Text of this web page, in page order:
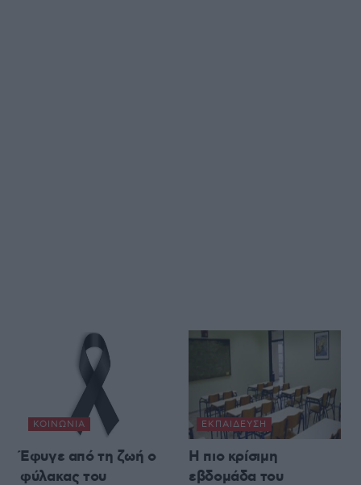
ΚΟΙΝΩΝΊΑ
Έφυγε από τη ζωή ο
φύλακας του
ΕΚΠΑΊΔΕΥΣΗ
Η πιο κρίσιμη
εβδομάδα του